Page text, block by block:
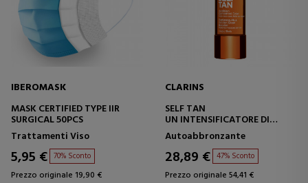
IBEROMASK
MASK CERTIFIED TYPE IIR
SURGICAL 50PCS
Trattamenti Viso
5,95 € 70% Sconto
Prezzo originale 19,90 €
CLARINS
SELF TAN
UN INTENSIFICATORE DI
AUTOABBRONZATURA PER IL
CORPO
Autoabbronzante
28,89 € 47% Sconto
Prezzo originale 54,41 €